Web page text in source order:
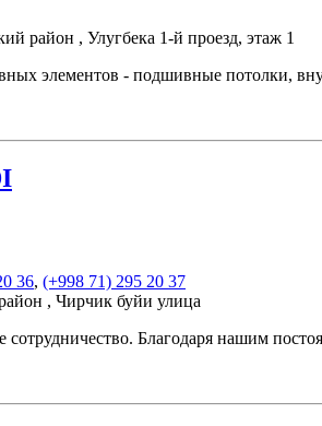
район , Улугбека 1-й проезд, этаж 1
элементов - подшивные потолки,
36, (+998 71) 295 20 37
, Чирчик буйи улица
Благодаря нашим